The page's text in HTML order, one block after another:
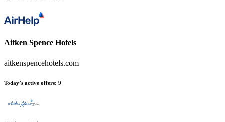
Aitken Spence Hotels
aitkenspencehotels.com
Today’s active offers: 9